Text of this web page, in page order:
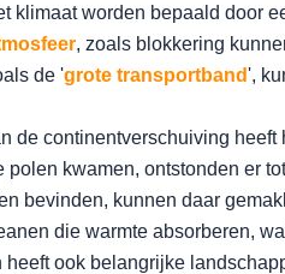
klimaat worden bepaald door
, zoals blokkering
de 'grote transportband',
de continentverschuiving
kwamen, ontstonden er
bevinden, kunnen daar
die warmte absorberen,
ook belangrijke